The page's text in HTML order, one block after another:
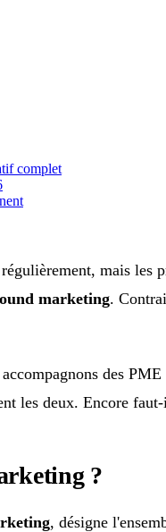
complet
mais les
marketing.
des
les deux. Encore
?
, désigne